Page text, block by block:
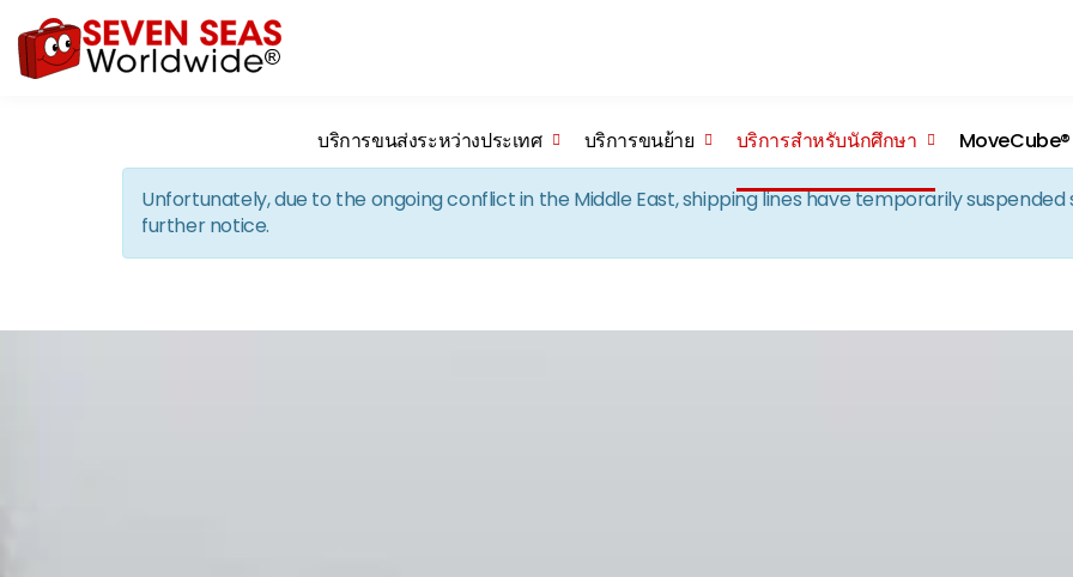
บริการขนส่งระหว่างประเทศ บริการขนย้าย บริการสำหรับนักศึกษา MoveCube®
Unfortunately, due to the ongoing conflict in the Middle East, shipping lines have temporarily
further notice.